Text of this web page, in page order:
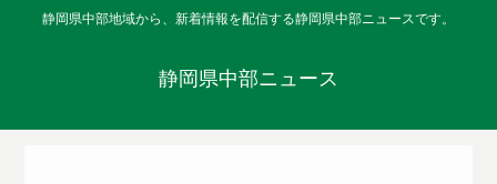
静岡県中部地域から、新着情報を配信する静岡県中部ニュースです。
静岡県中部ニュース